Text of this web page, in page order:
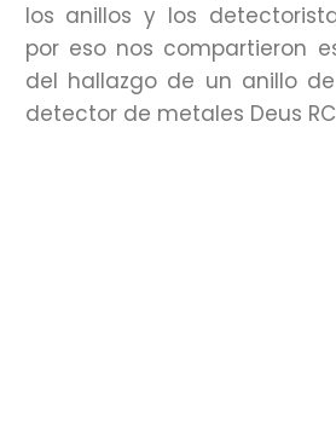
los anillos y los
por eso nos compartieron
del hallazgo de un anillo
detector de metales Deus